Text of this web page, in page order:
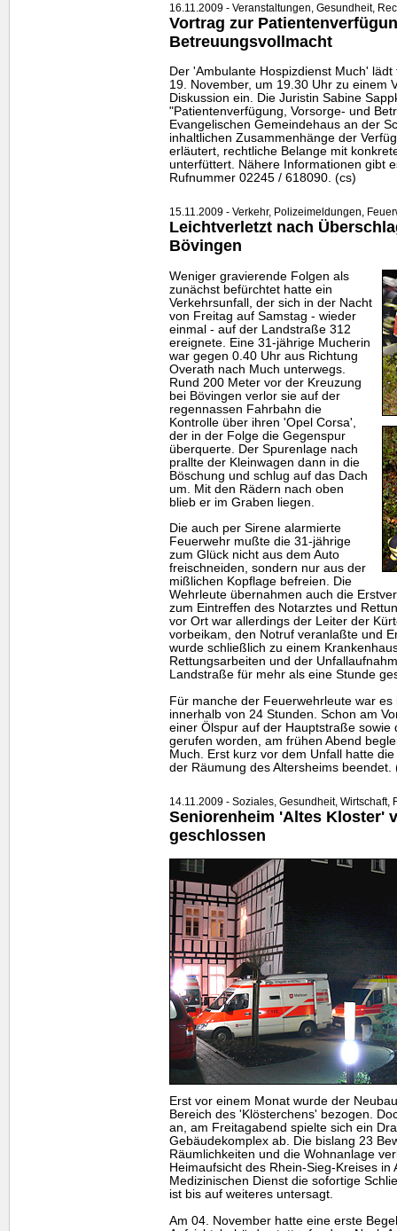
16.11.2009 - Veranstaltungen, Gesundheit,
Vortrag zur
Betreuungsvollmacht
Der 'Ambulante Hospizdienst Much'
19. November, um 19.30 Uhr zu einem
Diskussion ein. Die Juristin Sabine
"Patientenverfügung, Vorsorge- und
Evangelischen Gemeindehaus an der
inhaltlichen Zusammenhänge der
erläutert, rechtliche Belange mit
unterfüttert. Nähere Informationen gibt
Rufnummer 02245 / 618090. (cs)
15.11.2009 - Verkehr, Polizeimeldungen,
Leichtverletzt nach
Bövingen
Weniger gravierende Folgen als
zunächst befürchtet hatte ein
Verkehrsunfall, der sich in der Nacht
von Freitag auf Samstag - wieder
einmal - auf der Landstraße 312
ereignete. Eine 31-jährige Mucherin
war gegen 0.40 Uhr aus Richtung
Overath nach Much unterwegs.
Rund 200 Meter vor der Kreuzung
bei Bövingen verlor sie auf der
regennassen Fahrbahn die
Kontrolle über ihren 'Opel Corsa',
der in der Folge die Gegenspur
überquerte. Der Spurenlage nach
prallte der Kleinwagen dann in die
Böschung und schlug auf das Dach
um. Mit den Rädern nach oben
blieb er im Graben liegen.
Die auch per Sirene alarmierte
Feuerwehr mußte die 31-jährige
zum Glück nicht aus dem Auto
freischneiden, sondern nur aus der
mißlichen Kopflage befreien. Die
Wehrleute übernahmen auch die
zum Eintreffen des Notarztes und
vor Ort war allerdings der Leiter der
vorbeikam, den Notruf veranlaßte und
wurde schließlich zu einem
Rettungsarbeiten und der
Landstraße für mehr als eine Stunde
Für manche der Feuerwehrleute war
innerhalb von 24 Stunden. Schon am
einer Ölspur auf der Hauptstraße sowie
gerufen worden, am frühen Abend
Much. Erst kurz vor dem Unfall hatte
der Räumung des Altersheims beendet.
14.11.2009 - Soziales, Gesundheit, Wirtschaft,
Seniorenheim 'Altes Kloster'
geschlossen
Erst vor einem Monat wurde der
Bereich des 'Klösterchens' bezogen.
an, am Freitagabend spielte sich ein
Gebäudekomplex ab. Die bislang 23
Räumlichkeiten und die Wohnanlage
Heimaufsicht des Rhein-Sieg-Kreises in
Medizinischen Dienst die sofortige
ist bis auf weiteres untersagt.
Am 04. November hatte eine erste